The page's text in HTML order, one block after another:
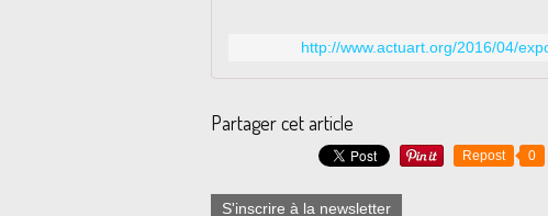
http://www.actuart.org/2016/04/
Partager cet article
Repost 0
S'inscrire à la newsletter